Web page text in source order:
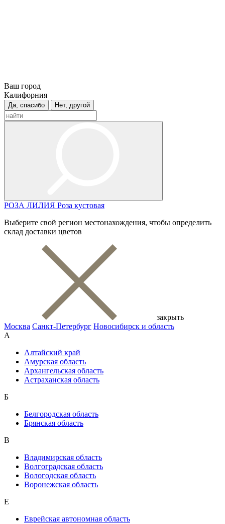
Ваш город
Калифорния
Да, спасибо Нет, другой
РОЗА ЛИЛИЯ Роза кустовая
Выберите свой регион местонахождения, чтобы определить
склад доставки цветов
закрыть
Москва Санкт-Петербург Новосибирск и область
А
Алтайский край
Амурская область
Архангельская область
Астраханская область
Б
Белгородская область
Брянская область
В
Владимирская область
Волгоградская область
Вологодская область
Воронежская область
Е
Еврейская автономная область